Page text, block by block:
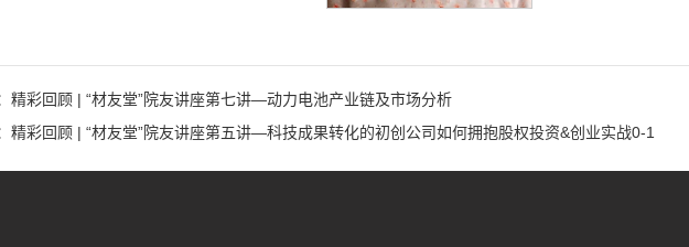
精彩回顾 | “材友堂”院友讲座第七讲—动力电池产业链及市场分析
精彩回顾 | “材友堂”院友讲座第五讲—科技成果转化的初创公司如何拥抱股权投资&创业实战0-1